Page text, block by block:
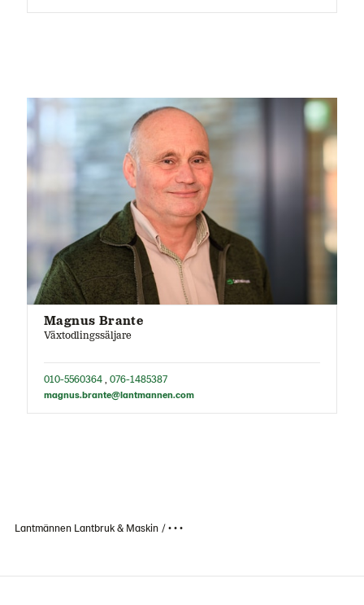
Magnus Brante
Växtodlingssäljare
010-5560364 076-1485387
magnus.brante@lantmannen.com
Lantmännen Lantbruk & Maskin • • •